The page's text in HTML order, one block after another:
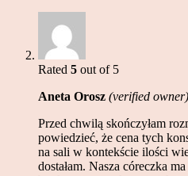
Rated 5 out of 5
Aneta Orosz (verified owner)
Przed chwilą skończyłam
powiedzieć, że cena tych
na sali w kontekście ilości
dostałam. Nasza córeczka